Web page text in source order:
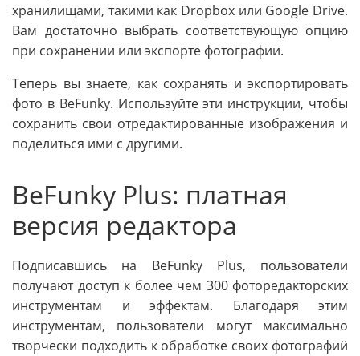
хранилищами, такими как Dropbox или Google Drive.
Вам достаточно выбрать соответствующую опцию
при сохранении или экспорте фотографии.
Теперь вы знаете, как сохранять и экспортировать
фото в BeFunky. Используйте эти инструкции, чтобы
сохранить свои отредактированные изображения и
поделиться ими с другими.
BeFunky Plus: платная
версия редактора
Подписавшись на BeFunky Plus, пользователи
получают доступ к более чем 300 фоторедакторских
инструментам и эффектам. Благодаря этим
инструментам, пользователи могут максимально
творчески подходить к обработке своих фотографий